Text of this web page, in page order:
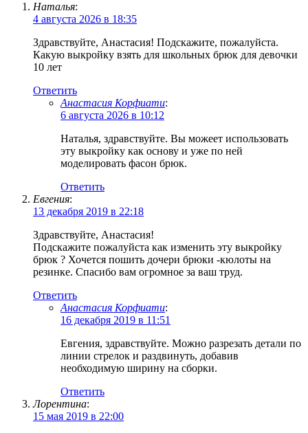
Наталья:
4 августа 2026 в 18:35
Здравствуйте, Анастасия! Подскажите, пожалуйста.
Какую выкройку взять для школьных брюк для девочки
10 лет
Ответить
Анастасия Корфиати:
6 августа 2026 в 10:12
Наталья, здравствуйте. Вы можеет использовать
эту выкройку как основу и уже по ней
моделировать фасон брюк.
Ответить
Евгения:
13 декабря 2019 в 22:18
Здравствуйте, Анастасия!
Подскажите пожалуйста как изменить эту выкройку
брюк ? Хочется пошить дочери брюки -кюлоты на
резинке. Спасибо вам огромное за ваш труд.
Ответить
Анастасия Корфиати:
16 декабря 2019 в 11:51
Евгения, здравствуйте. Можно разрезать детали по
линии стрелок и раздвинуть, добавив
необходимую ширину на сборки.
Ответить
Лорентина:
15 мая 2019 в 22:00